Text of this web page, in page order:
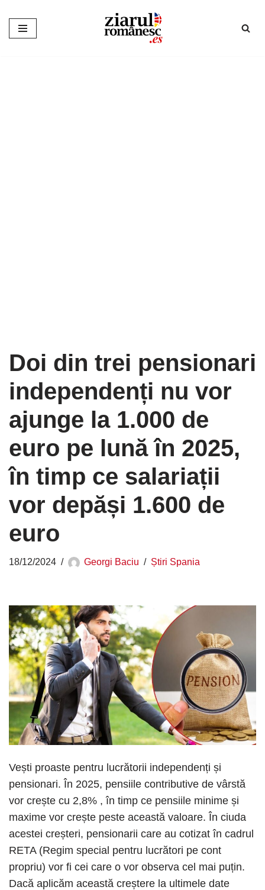
Sari
Doi din trei pensionari
independenți nu vor
ajunge la 1.000 de
euro pe lună în 2025,
în timp ce salariații
vor depăși 1.600 de
euro
18/12/2024 Georgi Baciu Știri Spania
Vești proaste pentru lucrătorii independenți și
pensionari. În 2025, pensiile contributive de vârstă
vor crește cu 2,8% , în timp ce pensiile minime și
maxime vor crește peste această valoare. În ciuda
acestei creșteri, pensionarii care au cotizat în cadrul
RETA (Regim special pentru lucrători pe cont
propriu) vor fi cei care o vor observa cel mai puțin.
Dacă aplicăm această creștere la ultimele date